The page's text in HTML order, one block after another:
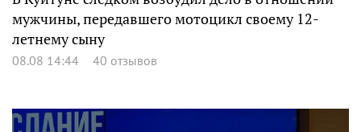
мужчины, передавшего мотоцикл своему 12-
летнему сыну
08.08 14:44 40 отзывов